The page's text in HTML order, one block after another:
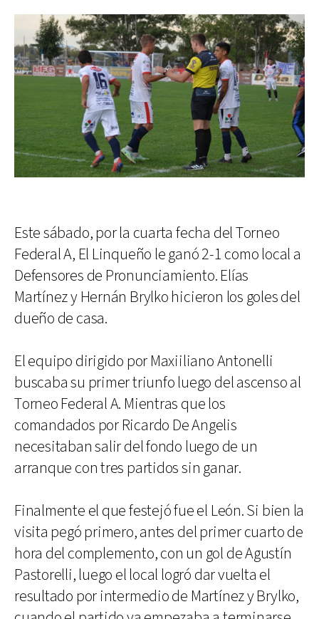
Este sábado, por la cuarta fecha del Torneo
Federal A, El Linqueño le ganó 2-1 como local a
Defensores de Pronunciamiento. Elías
Martínez y Hernán Brylko hicieron los goles del
dueño de casa.
El equipo dirigido por Maxiiliano Antonelli
buscaba su primer triunfo luego del ascenso al
Torneo Federal A. Mientras que los
comandados por Ricardo De Angelis
necesitaban salir del fondo luego de un
arranque con tres partidos sin ganar.
Finalmente el que festejó fue el León. Si bien la
visita pegó primero, antes del primer cuarto de
hora del complemento, con un gol de Agustín
Pastorelli, luego el local logró dar vuelta el
resultado por intermedio de Martínez y Brylko,